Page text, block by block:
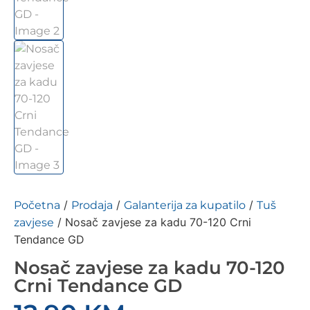
Početna / Prodaja / Galanterija za kupatilo / Tuš
zavjese / Nosač zavjese za kadu 70-120 Crni
Tendance GD
Nosač zavjese za kadu 70-120
Crni Tendance GD